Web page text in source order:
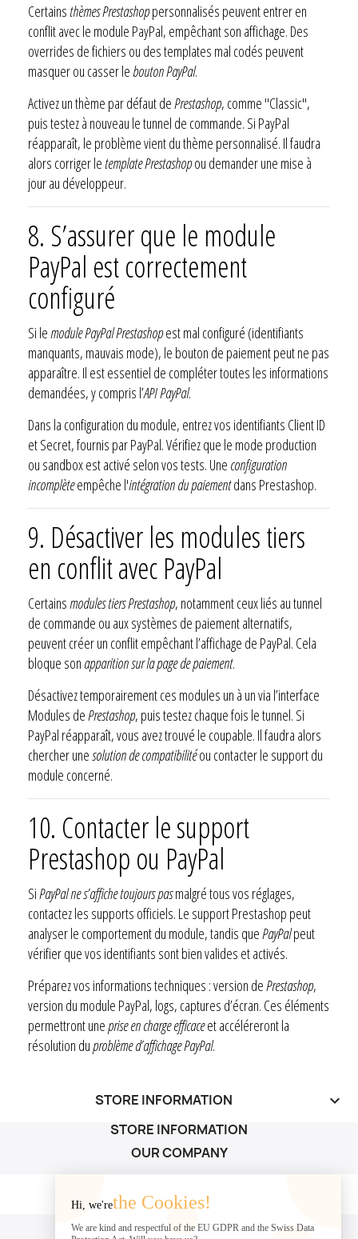
Certainsthèmes Prestashoppersonnalisés peuvent entrer en
conflit avec le module PayPal, empêchant son affichage. Des
overrides de fichiers ou des templates mal codés peuvent
masquer ou casser le bouton PayPal.
Activez un thème par défaut dePrestashop, comme "Classic",
puis testez à nouveau le tunnel de commande. Si PayPal
réapparaît, le problème vient du thème personnalisé. Il faudra
alors corriger letemplate Prestashopou demander une mise à
jour au développeur.
8. S’assurer que le module
PayPal est correctement
configuré
Si le module PayPal Prestashopest mal configuré (identifiants
manquants, mauvais mode), le bouton de paiement peut ne pas
apparaître. Il est essentiel de compléter toutes les informations
demandées, y compris l’API PayPal.
Dans la configuration du module, entrez vos identifiants Client ID
et Secret, fournis par PayPal. Vérifiez que le mode production
ou sandbox est activé selon vos tests. Une configuration
incomplèteempêche l'intégration du paiementdans Prestashop.
9. Désactiver les modules tiers
en conflit avec PayPal
Certains modules tiers Prestashop, notamment ceux liés au tunnel
de commande ou aux systèmes de paiement alternatifs,
peuvent créer un conflit empêchant l’affichage de PayPal. Cela
bloque son apparition sur la page de paiement.
Désactivez temporairement ces modules un à un via l’interface
Modules dePrestashop, puis testez chaque fois le tunnel. Si
PayPal réapparaît, vous avez trouvé le coupable. Il faudra alors
chercher unesolution de compatibilitéou contacter le support du
module concerné.
10. Contacter le support
Prestashop ou PayPal
SiPayPal ne s’affiche toujours pasmalgré tous vos réglages,
contactez les supports officiels. Le support Prestashop peut
analyser le comportement du module, tandis quePayPalpeut
vérifier que vos identifiants sont bien valides et activés.
Préparez vos informations techniques : version dePrestashop,
version du module PayPal, logs, captures d’écran. Ces éléments
permettront uneprise en charge efficaceet accéléreront la
résolution duproblème d’affichage PayPal.
STORE INFORMATION keyboard_arrow_down
STORE INFORMATION
OUR COMPANY
OUR COMPANY
YOUR ACCOUNT
Hi, we'rethe Cookies!
We are kind and respectful of the EU GDPR and the Swiss Data